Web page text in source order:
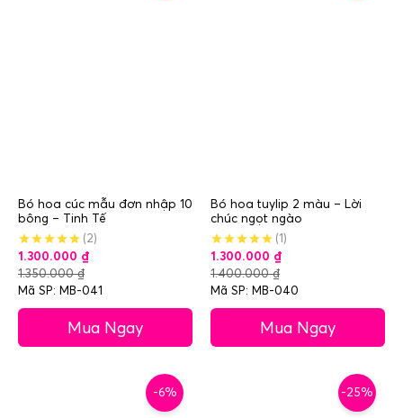
Bó hoa cúc mẫu đơn nhập 10
bông – Tinh Tế
(2)
1.300.000 ₫
1.350.000₫
Mã SP: MB-041
Mua Ngay
Bó hoa tuylip 2 màu – Lời
chúc ngọt ngào
(1)
1.300.000 ₫
1.400.000₫
Mã SP: MB-040
Mua Ngay
-6% -25%